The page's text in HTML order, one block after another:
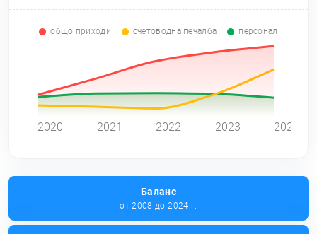
общо приходи счетоводна печалба персонал
2020 2021 2022 2023 2024
Баланс
от 2008 до 2024 г.